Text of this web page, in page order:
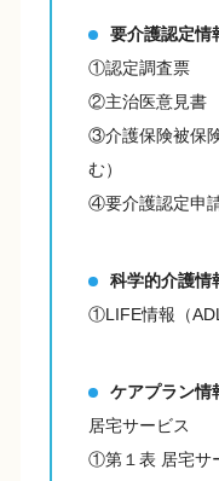
要介護認定情
①認定調査票
②主治医意見書
③介護保険被保
む）
④要介護認定申
科学的介護情
①LIFE情報（
ケアプラン情
居宅サービス
①第１表 居宅サ